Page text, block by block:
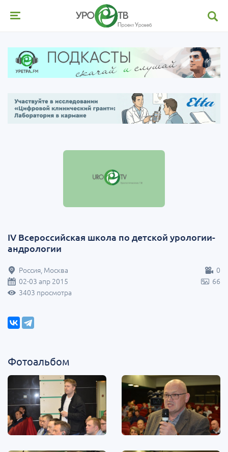
IV Всероссийская школа по детской урологии-
андрологии
0
Россия, Москва
66
02-03 апр 2015
3403 просмотра
Фотоальбом